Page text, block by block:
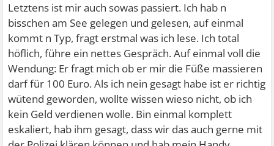
Letztens ist mir auch sowas passiert. Ich hab n
bisschen am See gelegen und gelesen, auf einmal
kommt n Typ, fragt erstmal was ich lese. Ich total
höflich, führe ein nettes Gespräch. Auf einmal voll die
Wendung: Er fragt mich ob er mir die Füße massieren
darf für 100 Euro. Als ich nein gesagt habe ist er richtig
wütend geworden, wollte wissen wieso nicht, ob ich
kein Geld verdienen wolle. Bin einmal komplett
eskaliert, hab ihm gesagt, dass wir das auch gerne mit